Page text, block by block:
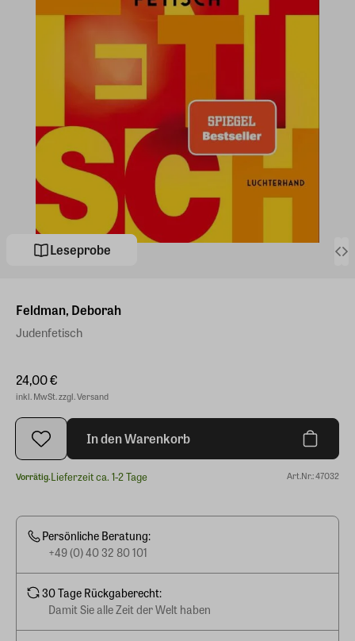
Leseprobe
Feldman, Deborah
Judenfetisch
24,00 €
inkl. MwSt. zzgl. Versand
In den Warenkorb
Vorrätig.Lieferzeit ca. 1-2 Tage Art.Nr.: 47032
Persönliche Beratung:
+49 (0) 40 32 80 101
30 Tage Rückgaberecht:
Damit Sie alle Zeit der Welt haben